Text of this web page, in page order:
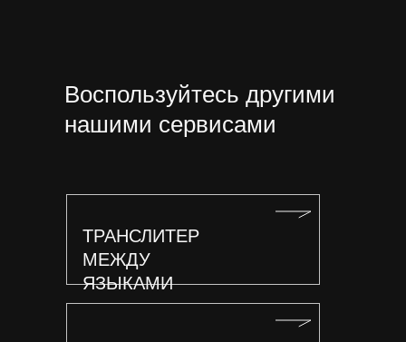
Воспользуйтесь другими
нашими сервисами
ТРАНСЛИТЕР
МЕЖДУ
ЯЗЫКАМИ